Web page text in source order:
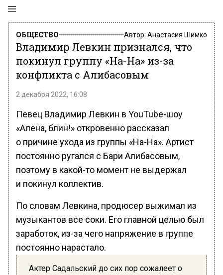
ОБЩЕСТВО Автор: Анастасия Шимко
Владимир Левкин признался, что
покинул группу «На-На» из-за
конфликта с Алибасовым
2 декабря 2022, 16:08
Певец Владимир Левкин в YouTube-шоу
«Алена, блин!» откровенно рассказал
о причине ухода из группы «На-На». Артист
постоянно ругался с Бари Алибасовым,
поэтому в какой-то момент не выдержал
и покинул коллектив.
По словам Левкина, продюсер выжимал из
музыкантов все соки. Его главной целью был
заработок, из-за чего напряжение в группе
постоянно нарастало.
Актер Садальский до сих пор сожалеет о